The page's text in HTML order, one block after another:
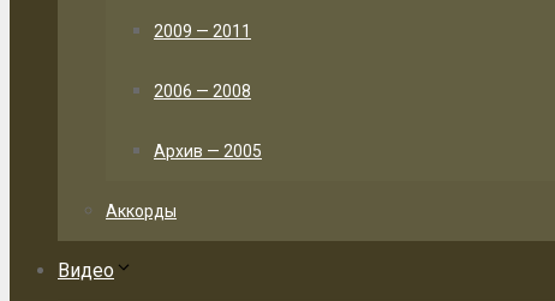
2009 — 2011
2006 — 2008
Архив — 2005
Аккорды
Видео